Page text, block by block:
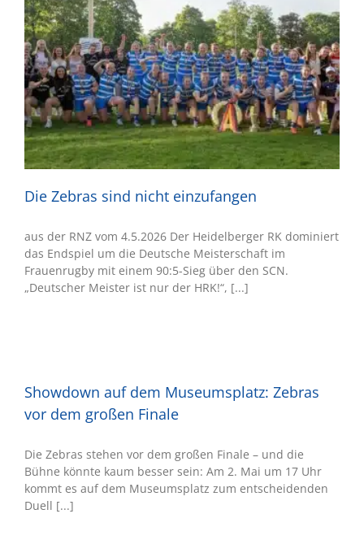
Die Zebras sind nicht einzufangen
aus der RNZ vom 4.5.2026 Der Heidelberger RK dominiert
das Endspiel um die Deutsche Meisterschaft im
Frauenrugby mit einem 90:5-Sieg über den SCN.
„Deutscher Meister ist nur der HRK!“, [...]
Showdown auf dem Museumsplatz: Zebras
vor dem großen Finale
Die Zebras stehen vor dem großen Finale – und die
Bühne könnte kaum besser sein: Am 2. Mai um 17 Uhr
kommt es auf dem Museumsplatz zum entscheidenden
Duell [...]